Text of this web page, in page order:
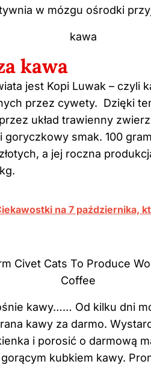
w mózgu ośrodki
kawa
jest Kopi Luwak – czyli
przez cywety. Dzięki
układ trawienny
goryczkowy smak. 100
a jej roczna
na 7 października,
kawy…… Od kilku dni
kawy za darmo.
i porosić o darmową
kubkiem kawy.